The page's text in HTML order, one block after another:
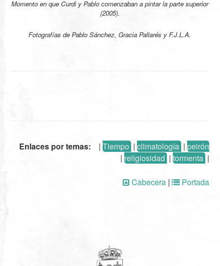
Momento en que Curdi y Pablo comenzaban a pintar la parte superior
(2005).
Fotografías de Pablo Sánchez, Gracia Pallarés y F.J.L.A.
Enlaces por temas: | Tiempo| climatología| peirón
| religiosidad| tormenta|
Cabecera| Portada